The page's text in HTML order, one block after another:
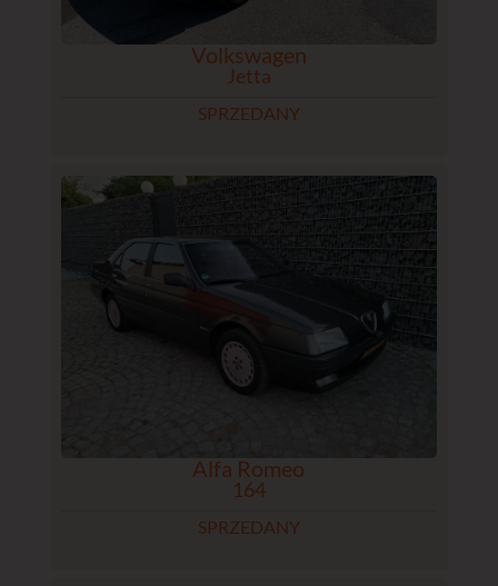
Volkswagen
Jetta
SPRZEDANY
Alfa Romeo
164
SPRZEDANY